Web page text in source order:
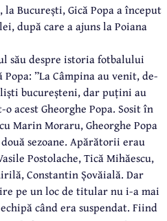
la București, Gică Popa a început
după care a ajuns la Poiana
său despre istoria fotbalului
”La Câmpina au venit, de-
bucureșteni, dar puțini au
acest Gheorghe Popa. Sosit în
Marin Moraru, Gheorghe Popa
sezoane. Apărătorii erau
Postolache, Tică Mihăescu,
Constantin Șovăială. Dar
pe un loc de titular nu i-a mai
când era suspendat. Fiind